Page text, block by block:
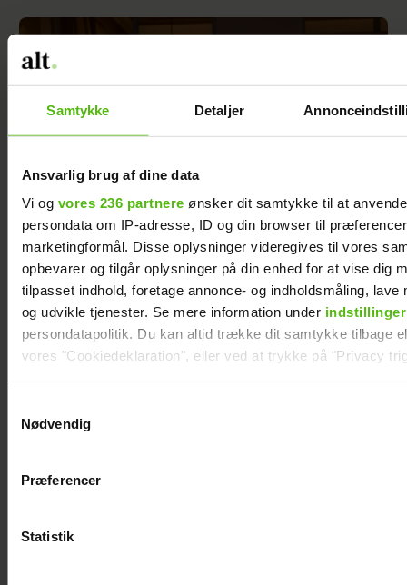
Samtykke Detaljer
Ansvarlig brug af dine data
Vi og vores 236 partnere ønsker dit samtykke til at
persondata om IP-adresse, ID og din browser til
marketingformål. Disse oplysninger videregives til vores
opbevarer og tilgår oplysninger på din enhed for at vise dig
tilpasset indhold, foretage annonce- og indholdsmåling, lave
og udvikle tjenester. Se mere information under indstillinger
persondatapolitik. Du kan altid trække dit samtykke tilbage
vores "Cookiedeklaration", eller ved at trykke på "Privacy
Vi anvender egne cookies og cookies fra tredjeparter til at
generere statistik og huske dine præferencer samt til brug
Nødvendig
Præferencer
Statistik
Efter forlovelsesnyhed: Kasper Skak og
Helena Witt deler stor babylykke